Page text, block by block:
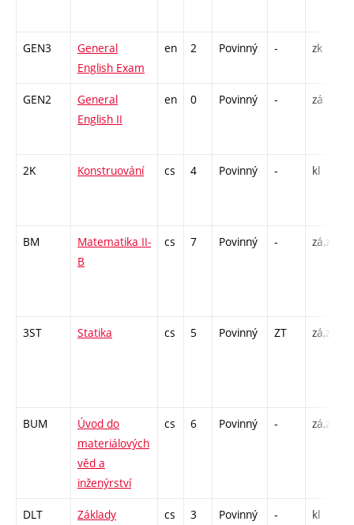
GEN3
General
English Exam
en 2 Povinný - zk
GEN2
General
English II
en 0 Povinný - zá
2K Konstruování cs 4 Povinný - kl
BM
Matematika II-
B
cs 7 Povinný - zá,zk
3ST Statika cs 5 Povinný ZT zá,zk
BUM
Úvod do
materiálových
věd a
inženýrství
cs 6 Povinný - zá,zk
DLT
Základy
cs 3 Povinný - kl